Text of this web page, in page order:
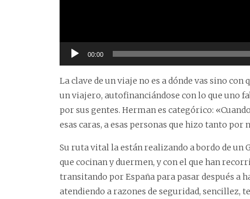
00:00
La clave de un viaje no es a dónde vas sino
un viajero, autofinanciándose con lo que uno
por sus gentes. Herman es categórico:
esas caras, a esas personas que hizo tanto por
Su ruta vital la están realizando a bordo de un
que cocinan y duermen, y con el que han
transitando por España para pasar después a
atendiendo a razones de seguridad, sencillez,